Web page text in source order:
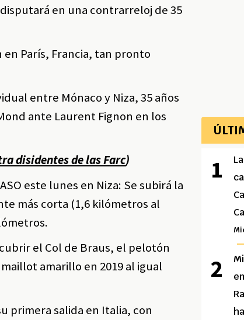
en una contrarreloj de 35
en París, Francia, tan pronto
entre Mónaco y Niza, 35 años
ante Laurent Fignon en los
disidentes de las Farc)
este lunes en Niza: Se subirá la
más corta (1,6 kilómetros al
el Col de Braus, el pelotón
amarillo en 2019 al igual
primera salida en Italia, con